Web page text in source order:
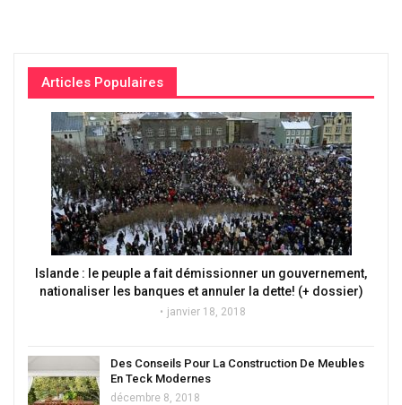
Articles Populaires
Islande : le peuple a fait démissionner un gouvernement,
nationaliser les banques et annuler la dette! (+ dossier)
janvier 18, 2018
Des Conseils Pour La Construction De Meubles
En Teck Modernes
décembre 8, 2018